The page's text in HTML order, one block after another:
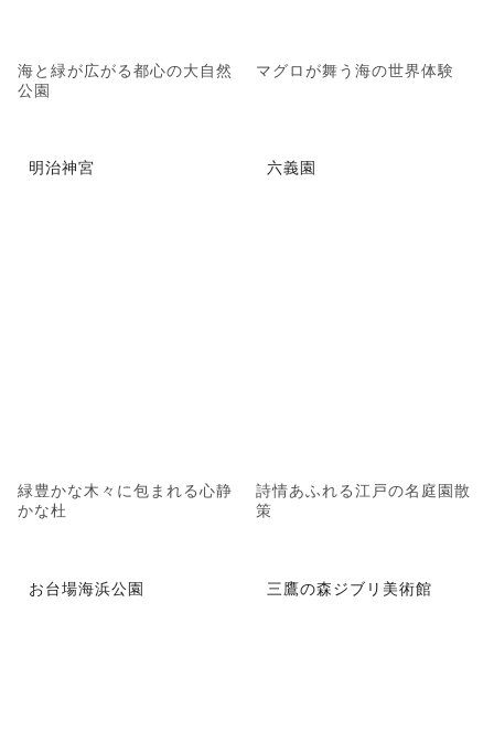
海と緑が広がる都心の大自然
公園
マグロが舞う海の世界体験
明治神宮
緑豊かな木々に包まれる心静
かな杜
六義園
詩情あふれる江戸の名庭園散
策
お台場海浜公園 三鷹の森ジブリ美術館